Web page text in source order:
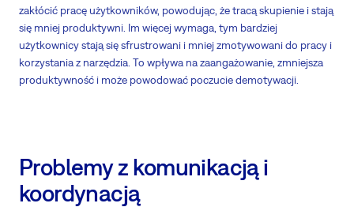
zakłócić pracę użytkowników, powodując, że tracą skupienie i stają
się mniej produktywni. Im więcej wymaga, tym bardziej
użytkownicy stają się sfrustrowani i mniej zmotywowani do pracy i
korzystania z narzędzia. To wpływa na zaangażowanie, zmniejsza
produktywność i może powodować poczucie demotywacji.
Problemy z komunikacją i
koordynacją